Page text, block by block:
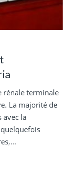
rénale terminale
La majorité de
avec la